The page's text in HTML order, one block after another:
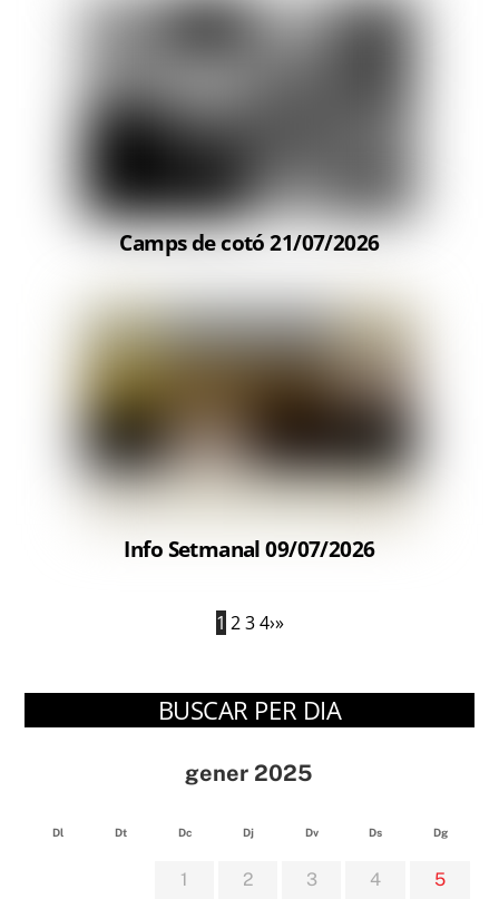
Camps de cotó 21/07/2026
Info Setmanal 09/07/2026
1 2 3 4›»
BUSCAR PER DIA
gener 2025
Dl Dt Dc Dj Dv Ds Dg
1 2 3 4 5